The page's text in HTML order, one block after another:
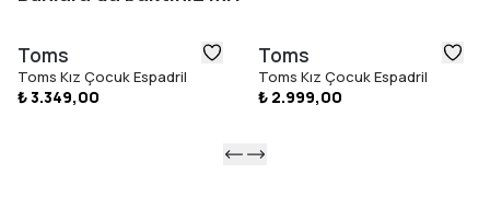
Toms
Toms Kız Çocuk Espadril
₺ 3.349,00
Toms
Toms Kız Çocuk Espadril
₺ 2.999,00